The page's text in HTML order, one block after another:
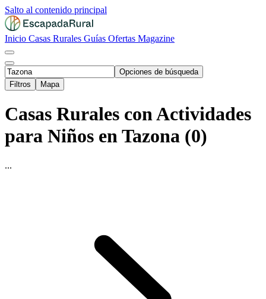
Salto al contenido principal
Inicio Casas Rurales Guías Ofertas Magazine
Opciones de búsqueda
Filtros
Mapa
Casas Rurales con Actividades
para Niños en Tazona (0)
...